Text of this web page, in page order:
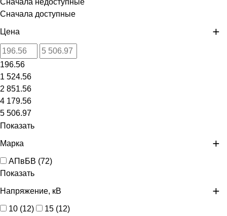
Сначала недоступные
Сначала доступные
Цена
196.56
1 524.56
2 851.56
4 179.56
5 506.97
Показать
Марка
АПвБВ (72)
Показать
Напряжение, кВ
10 (12) 15 (12)